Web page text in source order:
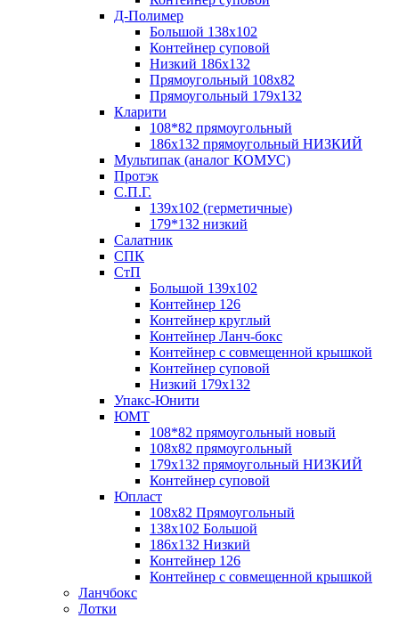
Д-Полимер
Большой 138х102
Контейнер суповой
Низкий 186х132
Прямоугольный 108х82
Прямоугольный 179х132
Кларити
108*82 прямоугольный
186х132 прямоугольный НИЗКИЙ
Мультипак (аналог КОМУС)
Протэк
С.П.Г.
139х102 (герметичные)
179*132 низкий
Салатник
СПК
СтП
Большой 139х102
Контейнер 126
Контейнер круглый
Контейнер Ланч-бокс
Контейнер с совмещенной крышкой
Контейнер суповой
Низкий 179х132
Упакс-Юнити
ЮМТ
108*82 прямоугольный новый
108х82 прямоугольный
179х132 прямоугольный НИЗКИЙ
Контейнер суповой
Юпласт
108х82 Прямоугольный
138х102 Большой
186х132 Низкий
Контейнер 126
Контейнер с совмещенной крышкой
Ланчбокс
Лотки